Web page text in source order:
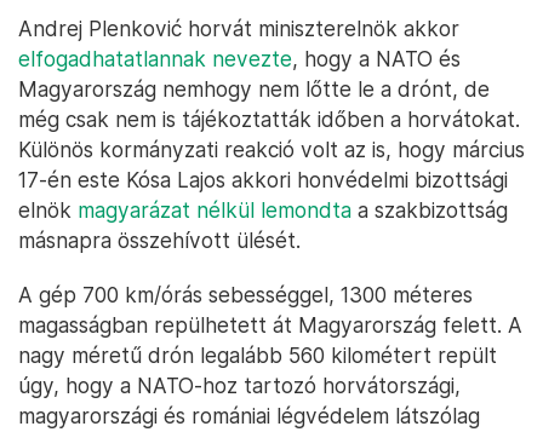
Andrej Plenković horvát miniszterelnök akkor
elfogadhatatlannak nevezte, hogy a NATO és
Magyarország nemhogy nem lőtte le a drónt, de
még csak nem is tájékoztatták időben a horvátokat.
Különös kormányzati reakció volt az is, hogy március
17-én este Kósa Lajos akkori honvédelmi bizottsági
elnök magyarázat nélkül lemondta a szakbizottság
másnapra összehívott ülését.
A gép 700 km/órás sebességgel, 1300 méteres
magasságban repülhetett át Magyarország felett. A
nagy méretű drón legalább 560 kilométert repült
úgy, hogy a NATO-hoz tartozó horvátországi,
magyarországi és romániai légvédelem látszólag